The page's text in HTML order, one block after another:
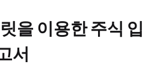
을 이용한 주식 입
서